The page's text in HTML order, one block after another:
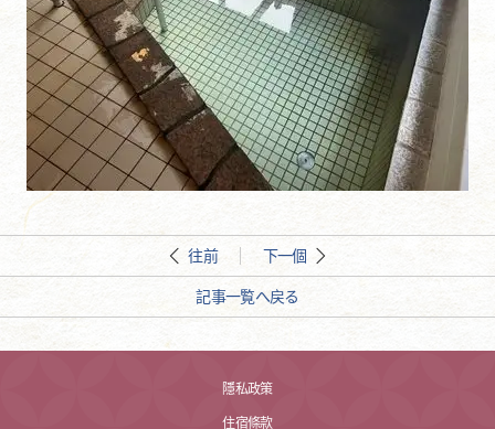
往前 下一個
記事一覧へ戻る
隱私政策
住宿條款